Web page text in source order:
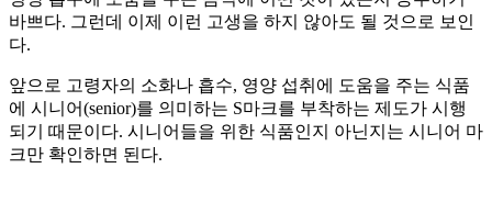
바쁘다. 그런데 이제 이런 고생을 하지 않아도 될 것으로 보인
다.
앞으로 고령자의 소화나 흡수, 영양 섭취에 도움을 주는 식품
에 시니어(senior)를 의미하는 S마크를 부착하는 제도가 시행
되기 때문이다. 시니어들을 위한 식품인지 아닌지는 시니어 마
크만 확인하면 된다.